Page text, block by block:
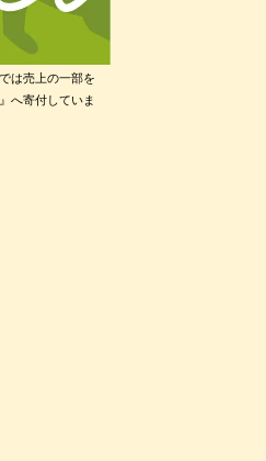
は売上の一部を
へ寄付していま